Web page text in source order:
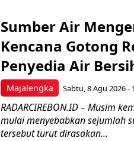
Majalengka
Sumber Air
Kencana Gotong
Penyedia Air
Sabtu, 8 Agu 2026 -
RADARCIREBON.ID – Musim
mulai menyebabkan sejumlah
tersebut turut dirasakan...